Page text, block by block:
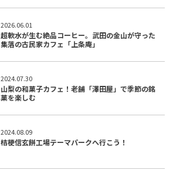
2026.06.01
超軟水が生む絶品コーヒー。武田の金山が守った
集落の古民家カフェ「上条庵」
2024.07.30
山梨の和菓子カフェ！老舗「澤田屋」で季節の銘
菓を楽しむ
2024.08.09
桔梗信玄餅工場テーマパークへ行こう！